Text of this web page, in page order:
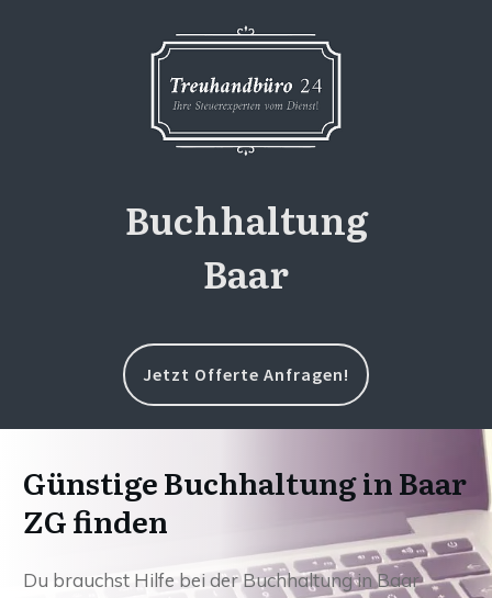
Buchhaltung
Baar
Jetzt Offerte Anfragen!
Günstige Buchhaltung in Baar
ZG finden
Du brauchst Hilfe bei der Buchhaltung in Baar